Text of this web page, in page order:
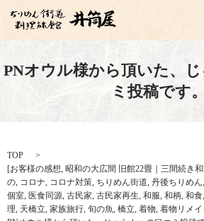
PNオウル様から頂いた、
ミ投稿です。
TOP
[お客様の感想, 昭和の大広間 旧館22畳｜三間続き
の, コロナ, コロナ対策, ちりめん街道, 丹後ちりめん,
個室, 医食同源, 古民家, 古民家再生, 和服, 和柄, 和食,
理, 天橋立, 家族旅行, 旬の魚, 橋立, 着物, 着物リメイ